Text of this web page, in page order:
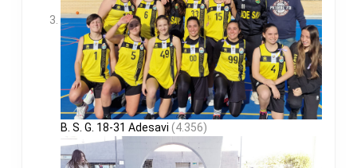
B. S. G. 18-31 Adesavi (4.356)